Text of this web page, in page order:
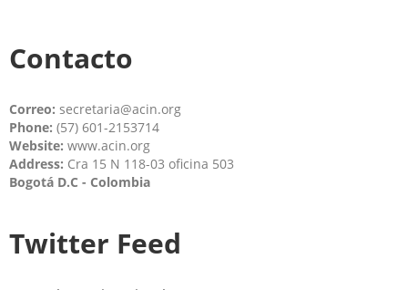
Contacto
Correo: secretaria@acin.org
Phone: (57) 601-2153714
Website: www.acin.org
Address: Cra 15 N 118-03 oficina 503
Bogotá D.C - Colombia
Twitter Feed